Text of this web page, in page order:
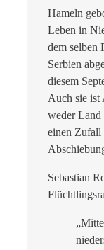
Hameln
Leben in
dem selben
Serbien
diesem
Auch sie ist
weder Land
einen Zufall
Sebastian